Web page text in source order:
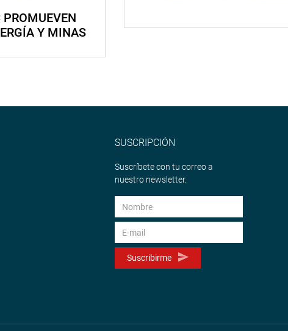
PROMUEVEN
Y MINAS
SUSCRIPCIÓN
Suscríbete con tu correo a
nuestro newsletter.
Suscribirme